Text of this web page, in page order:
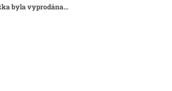
byla vyprodána…